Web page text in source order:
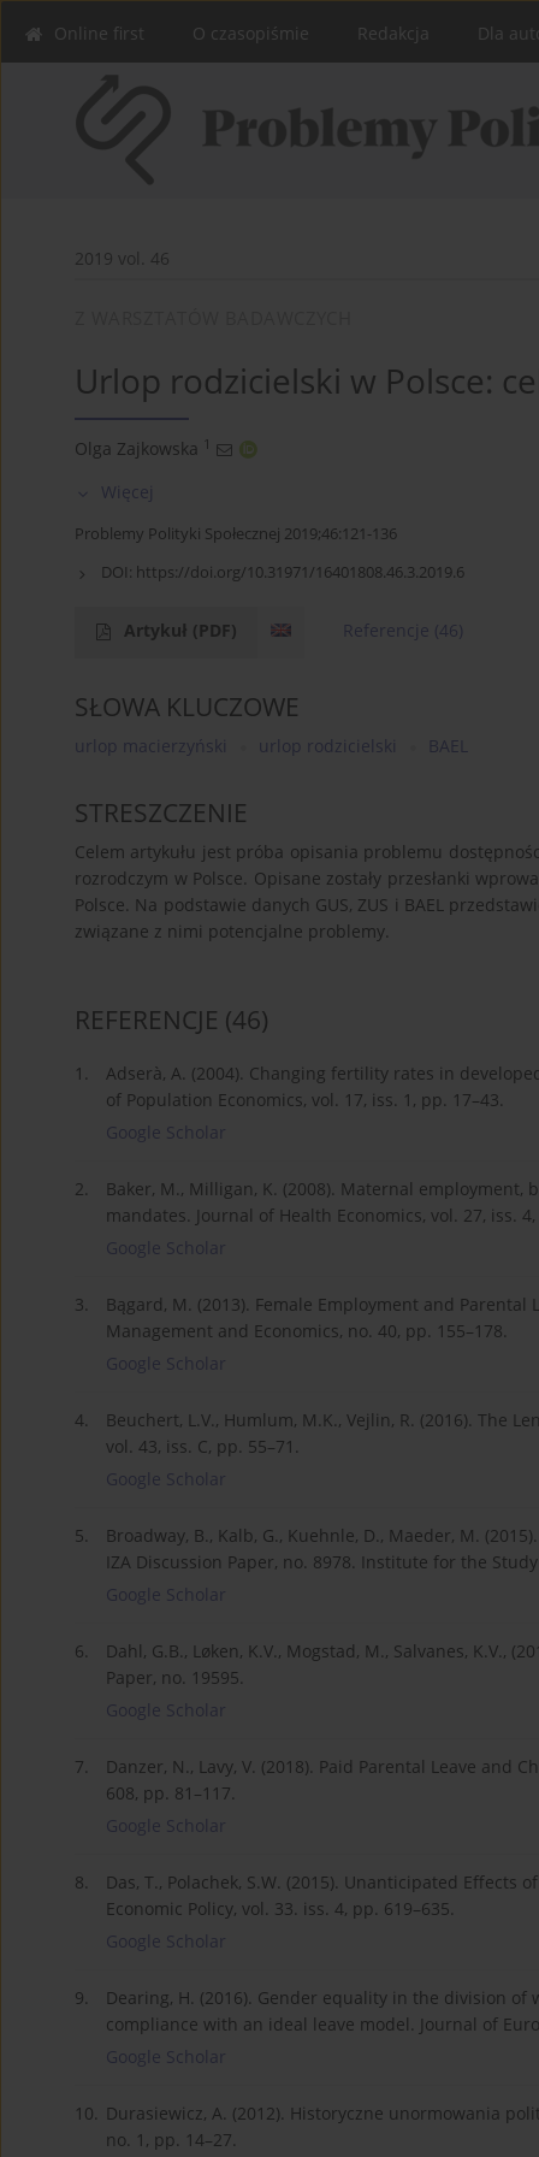
Online first O czasopiśmie Redakcja Dla
2019 vol. 46
Urlop rodzicielski w Polsce:
Olga Zajkowska 1
Więcej
Problemy Polityki Społecznej 2019;46:121-136
DOI: https://doi.org/10.31971/16401808.46.3.2019.6
Artykuł (PDF) Referencje (46)
SŁOWA KLUCZOWE
urlop macierzyński urlop rodzicielski BAEL
STRESZCZENIE
Celem artykułu jest próba opisania problemu
rozrodczym w Polsce. Opisane zostały przesłanki
Polsce. Na podstawie danych GUS, ZUS i BAEL
związane z nimi potencjalne problemy.
REFERENCJE (46)
1.
Adserà, A. (2004). Changing fertility rates in
of Population Economics, vol. 17, iss. 1, pp. 17–43.
Google Scholar
2.
Baker, M., Milligan, K. (2008). Maternal
mandates. Journal of Health Economics, vol. 27, iss.
Google Scholar
3.
Bągard, M. (2013). Female Employment and
Management and Economics, no. 40, pp. 155–178.
Google Scholar
4.
Beuchert, L.V., Humlum, M.K., Vejlin, R. (2016). The
vol. 43, iss. C, pp. 55–71.
Google Scholar
5.
Broadway, B., Kalb, G., Kuehnle, D., Maeder, M.
IZA Discussion Paper, no. 8978. Institute for the
Google Scholar
6.
Dahl, G.B., Løken, K.V., Mogstad, M., Salvanes, K.V.,
Paper, no. 19595.
Google Scholar
7.
Danzer, N., Lavy, V. (2018). Paid Parental Leave and
608, pp. 81–117.
Google Scholar
8.
Das, T., Polachek, S.W. (2015). Unanticipated Effects
Economic Policy, vol. 33. iss. 4, pp. 619–635.
Google Scholar
9.
Dearing, H. (2016). Gender equality in the division
compliance with an ideal leave model. Journal of
Google Scholar
10. Durasiewicz, A. (2012). Historyczne unormowania
no. 1, pp. 14–27.